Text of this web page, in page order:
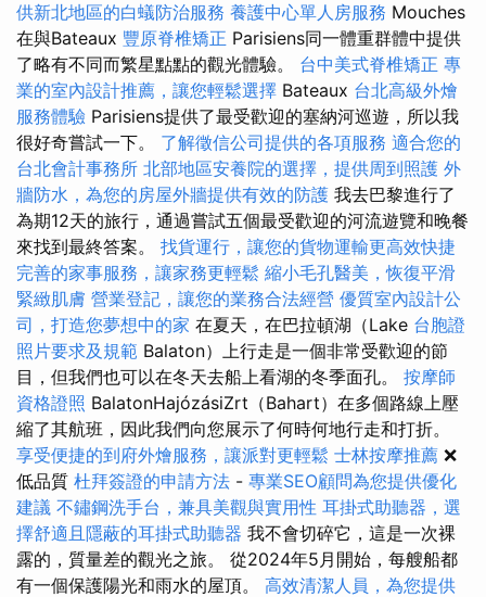
供新北地區的白蟻防治服務 養護中心單人房服務 Mouches
在與Bateaux 豐原脊椎矯正 Parisiens同一體重群體中提供
了略有不同而繁星點點的觀光體驗。 台中美式脊椎矯正 專
業的室內設計推薦，讓您輕鬆選擇 Bateaux 台北高級外燴
服務體驗 Parisiens提供了最受歡迎的塞納河巡遊，所以我
很好奇嘗試一下。 了解徵信公司提供的各項服務 適合您的
台北會計事務所 北部地區安養院的選擇，提供周到照護 外
牆防水，為您的房屋外牆提供有效的防護 我去巴黎進行了
為期12天的旅行，通過嘗試五個最受歡迎的河流遊覽和晚餐
來找到最終答案。 找貨運行，讓您的貨物運輸更高效快捷
完善的家事服務，讓家務更輕鬆 縮小毛孔醫美，恢復平滑
緊緻肌膚 營業登記，讓您的業務合法經營 優質室內設計公
司，打造您夢想中的家 在夏天，在巴拉頓湖（Lake 台胞證
照片要求及規範 Balaton）上行走是一個非常受歡迎的節
目，但我們也可以在冬天去船上看湖的冬季面孔。 按摩師
資格證照 BalatonHajózásiZrt（Bahart）在多個路線上壓
縮了其航班，因此我們向您展示了何時何地行走和打折。
享受便捷的到府外燴服務，讓派對更輕鬆 士林按摩推薦 ❌
低品質 杜拜簽證的申請方法 - 專業SEO顧問為您提供優化
建議 不鏽鋼洗手台，兼具美觀與實用性 耳掛式助聽器，選
擇舒適且隱蔽的耳掛式助聽器 我不會切碎它，這是一次裸
露的，質量差的觀光之旅。 從2024年5月開始，每艘船都
有一個保護陽光和雨水的屋頂。 高效清潔人員，為您提供